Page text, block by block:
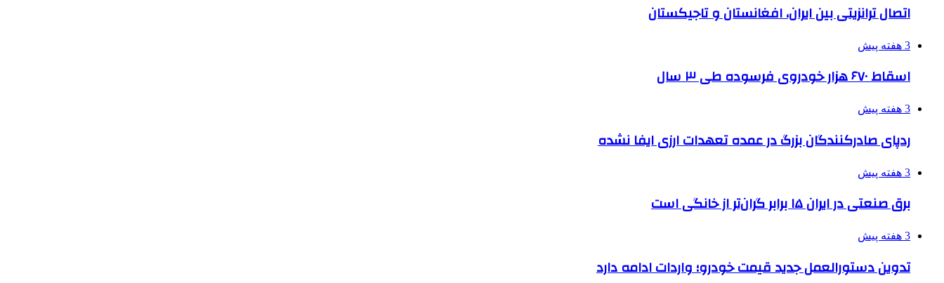
اتصال ترانزیتی بین ایران، افغانستان و تاجیکستان
3 هفته پیش
اسقاط ۶۷۰ هزار خودروی فرسوده طی ۳ سال
3 هفته پیش
ردپای صادرکنندگان بزرگ در عمده تعهدات ارزی ایفا نشده
3 هفته پیش
برق صنعتی در ایران ۱۵ برابر گران‌تر از خانگی است
3 هفته پیش
تدوین دستورالعمل جدید قیمت خودرو؛ واردات ادامه دارد